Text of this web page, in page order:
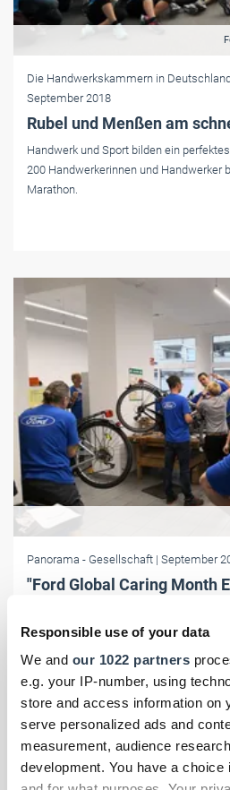
Responsible use of your data
We and our 1022 partners
e.g. your IP-number, using
store and access information on
serve personalized ads and
measurement, audience
development. You have a
Die Handwerkskammern in Deutschland
September 2018
Rubel und Menßen am
Handwerk und Sport bilden ein
200 Handwerkerinnen und Handwerker
Marathon.
Panorama - Gesellschaft | September
"Ford Global Caring Month
Mit Corporate Social Responsibility